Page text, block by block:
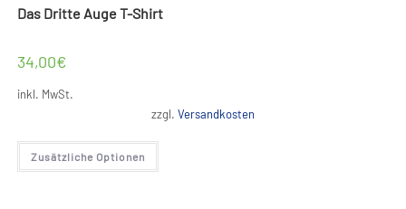
Das Dritte Auge T-Shirt
34,00€
inkl. MwSt.
zzgl. Versandkosten
Zusätzliche Optionen
Dieses
weist